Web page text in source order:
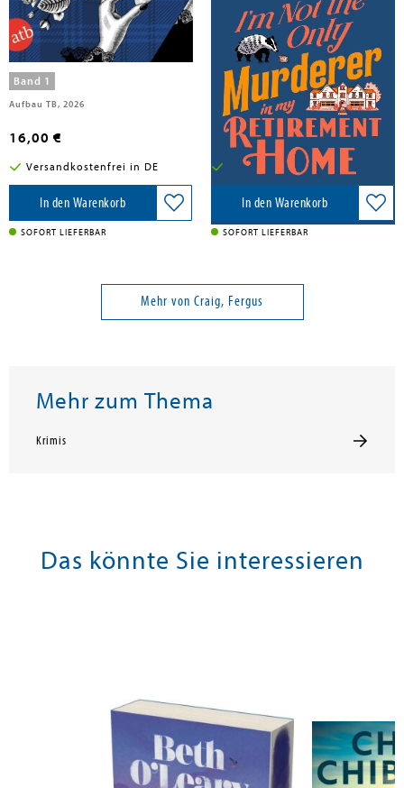
Craig, Fergus
Betreutes Morden
Band 1
Aufbau TB, 2026
16,00 €
Versandkostenfrei in DE
In den Warenkorb
SOFORT LIEFERBAR
Craig, Fergus
I'm Not the Only Murderer in My
Retirement Home
Little, Brown Book Group, 2026
24,00 €
Versandkostenfrei in DE
In den Warenkorb
SOFORT LIEFERBAR
Mehr von Craig, Fergus
Mehr zum Thema
Krimis
Das könnte Sie interessieren